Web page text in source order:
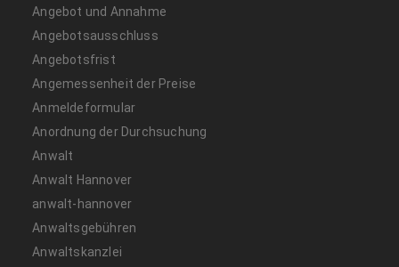
Angebot und Annahme
Angebotsausschluss
Angebotsfrist
Angemessenheit der Preise
Anmeldeformular
Anordnung der Durchsuchung
Anwalt
Anwalt Hannover
anwalt-hannover
Anwaltsgebühren
Anwaltskanzlei